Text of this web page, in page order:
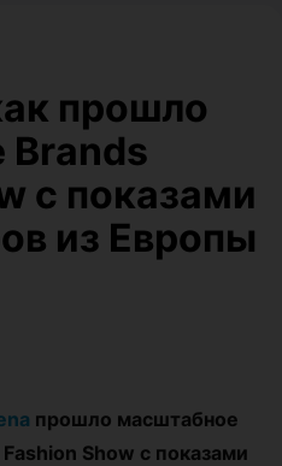
прошло
Brands
с показами
из Европы
прошло масштабное
Show с показами